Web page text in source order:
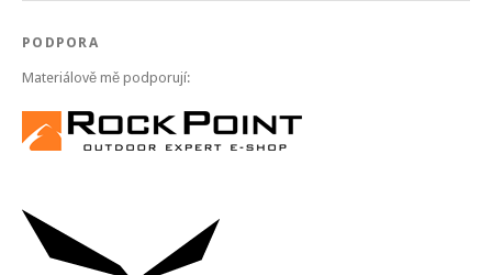
PODPORA
Materiálově mě podporují: